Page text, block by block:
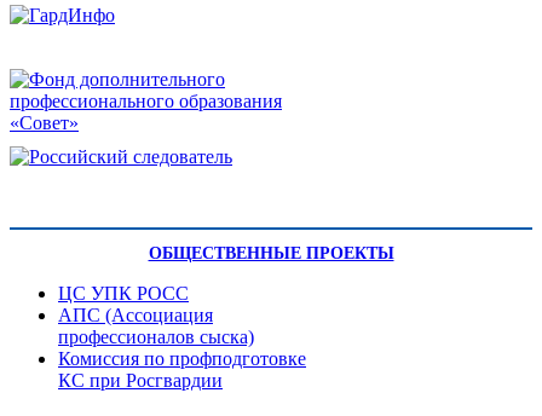
ОБЩЕСТВЕННЫЕ ПРОЕКТЫ
ЦС УПК РОСС
АПС (Ассоциация
профессионалов сыска)
Комиссия по профподготовке
КС при Росгвардии